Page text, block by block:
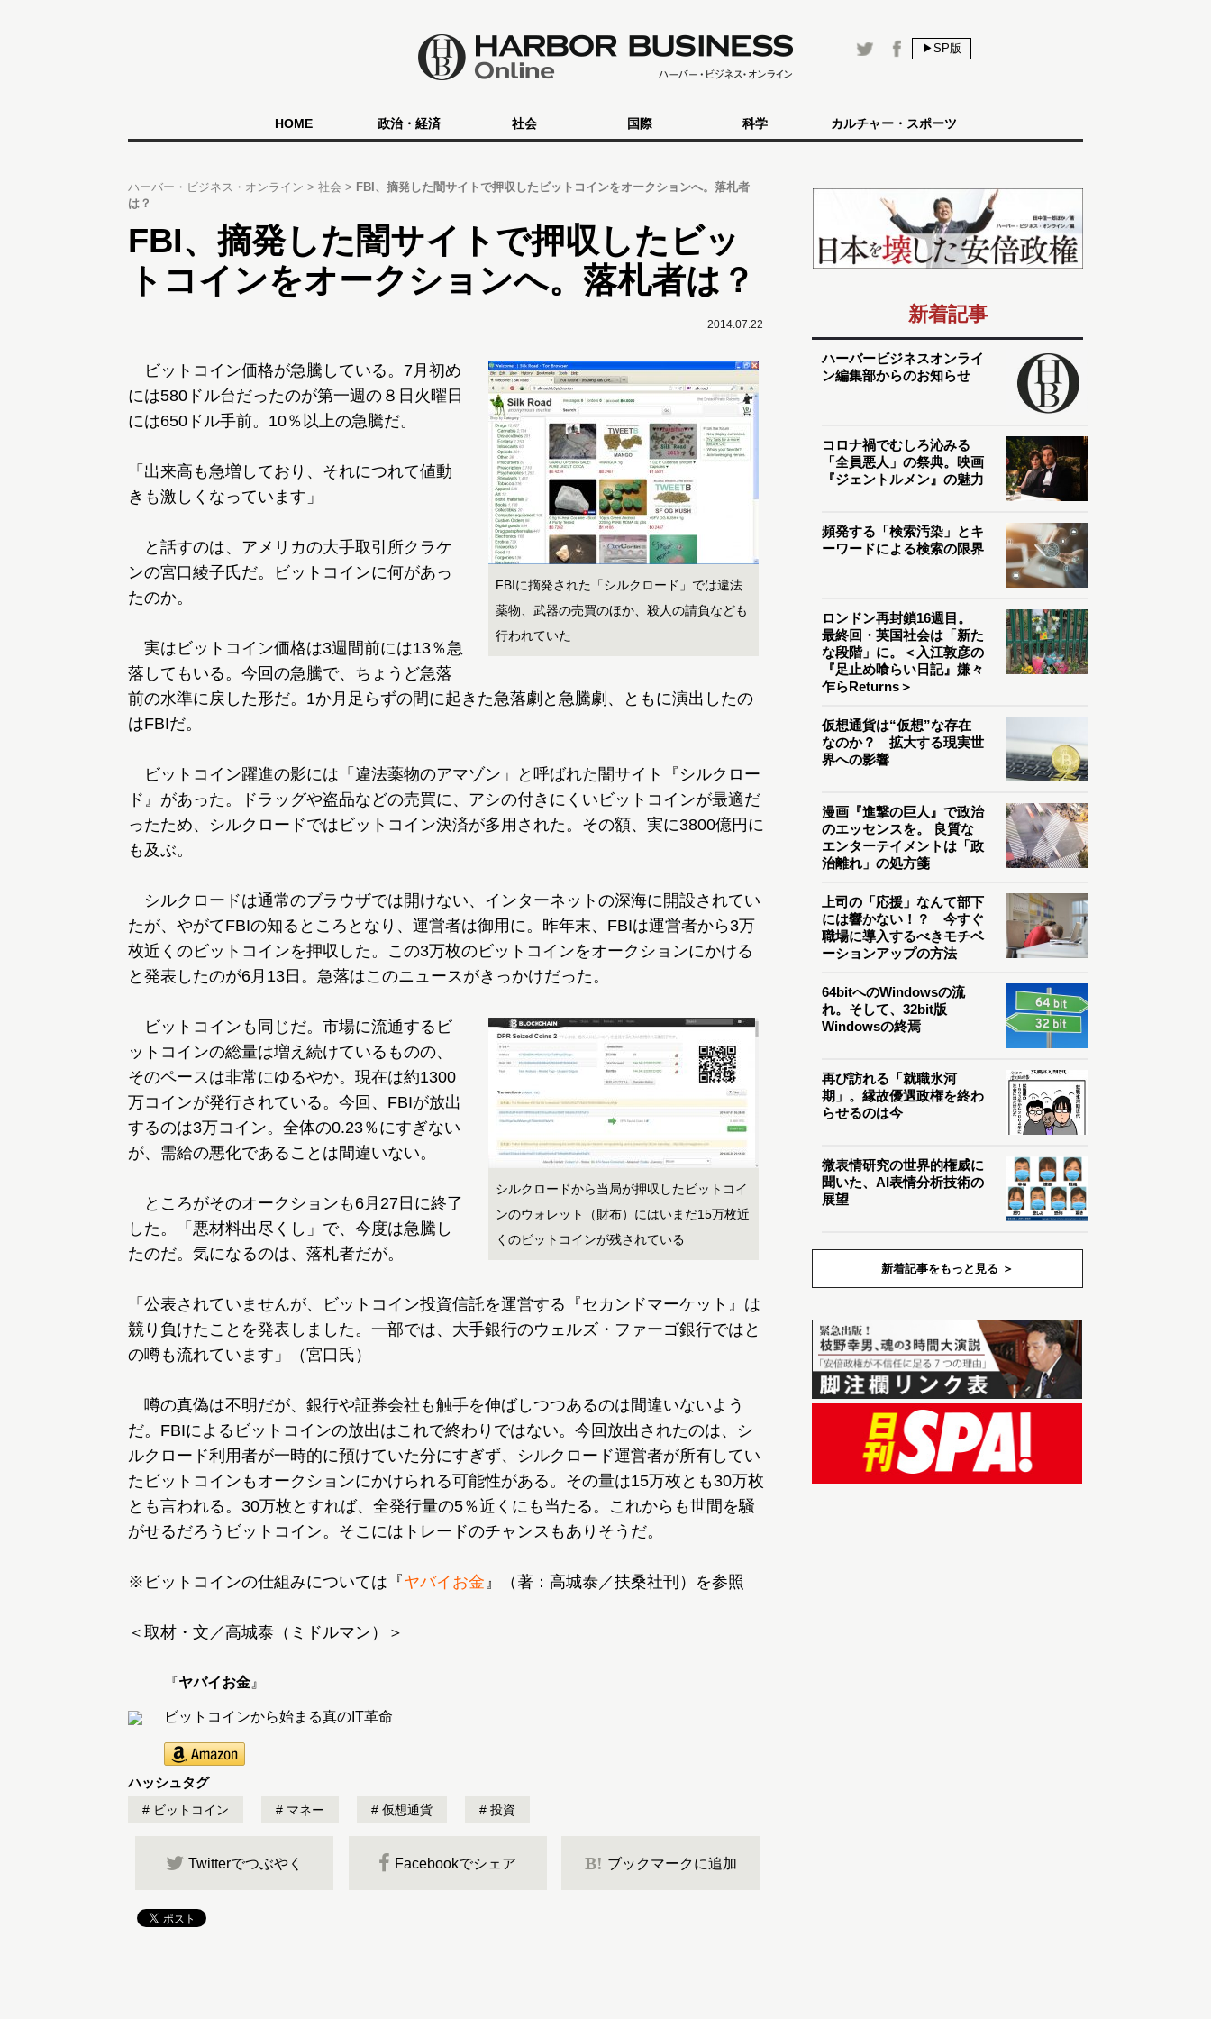
▶SP版
HOME 政治・経済 社会 国際 科学 カルチャー・スポーツ
ハーバー・ビジネス・オンライン 社会
FBI、摘発した闇サイトで押収したビットコインをオークションへ。落札者
は？
FBI、摘発した闇サイトで押収したビッ
トコインをオークションへ。落札者は？
2014.07.22
FBIに摘発された「シルクロード」では違法
薬物、武器の売買のほか、殺人の請負なども
行われていた
ビットコイン価格が急騰している。7月初め
には580ドル台だったのが第一週の８日火曜日
には650ドル手前。10％以上の急騰だ。
「出来高も急増しており、それにつれて値動
きも激しくなっています」
と話すのは、アメリカの大手取引所クラケ
ンの宮口綾子氏だ。ビットコインに何があっ
たのか。
実はビットコイン価格は3週間前には13％急
落してもいる。今回の急騰で、ちょうど急落
前の水準に戻した形だ。1か月足らずの間に起きた急落劇と急騰劇、ともに演出したの
はFBIだ。
ビットコイン躍進の影には「違法薬物のアマゾン」と呼ばれた闇サイト『シルクロー
ド』があった。ドラッグや盗品などの売買に、アシの付きにくいビットコインが最適だ
ったため、シルクロードではビットコイン決済が多用された。その額、実に3800億円に
も及ぶ。
シルクロードは通常のブラウザでは開けない、インターネットの深海に開設されてい
たが、やがてFBIの知るところとなり、運営者は御用に。昨年末、FBIは運営者から3万
枚近くのビットコインを押収した。この3万枚のビットコインをオークションにかける
と発表したのが6月13日。急落はこのニュースがきっかけだった。
シルクロードから当局が押収したビットコイ
ンのウォレット（財布）にはいまだ15万枚近
くのビットコインが残されている
ビットコインも同じだ。市場に流通するビ
ットコインの総量は増え続けているものの、
そのペースは非常にゆるやか。現在は約1300
万コインが発行されている。今回、FBIが放出
するのは3万コイン。全体の0.23％にすぎない
が、需給の悪化であることは間違いない。
ところがそのオークションも6月27日に終了
した。「悪材料出尽くし」で、今度は急騰し
たのだ。気になるのは、落札者だが。
「公表されていませんが、ビットコイン投資信託を運営する『セカンドマーケット』は
競り負けたことを発表しました。一部では、大手銀行のウェルズ・ファーゴ銀行ではと
の噂も流れています」（宮口氏）
噂の真偽は不明だが、銀行や証券会社も触手を伸ばしつつあるのは間違いないよう
だ。FBIによるビットコインの放出はこれで終わりではない。今回放出されたのは、シ
ルクロード利用者が一時的に預けていた分にすぎず、シルクロード運営者が所有してい
たビットコインもオークションにかけられる可能性がある。その量は15万枚とも30万枚
とも言われる。30万枚とすれば、全発行量の5％近くにも当たる。これからも世間を騒
がせるだろうビットコイン。そこにはトレードのチャンスもありそうだ。
※ビットコインの仕組みについては『ヤバイお金』（著：高城泰／扶桑社刊）を参照
＜取材・文／高城泰（ミドルマン）＞
『ヤバイお金 』
ビットコインから始まる真のIT革命
ハッシュタグ
ビットコイン マネー 仮想通貨 投資
Twitterでつぶやく Facebookでシェア B! ブックマークに追加
新着記事
ハーバービジネスオンライ
ン編集部からのお知らせ
コロナ禍でむしろ沁みる
「全員悪人」の祭典。映画
『ジェントルメン』の魅力
頻発する「検索汚染」とキ
ーワードによる検索の限界
ロンドン再封鎖16週目。
最終回・英国社会は「新た
な段階」に。＜入江敦彦の
『足止め喰らい日記』嫌々
乍らReturns＞
仮想通貨は“仮想”な存在
なのか？ 拡大する現実世
界への影響
漫画『進撃の巨人』で政治
のエッセンスを。 良質な
エンターテイメントは「政
治離れ」の処方箋
上司の「応援」なんて部下
には響かない！？ 今すぐ
職場に導入するべきモチベ
ーションアップの方法
64bitへのWindowsの流
れ。そして、32bit版
Windowsの終焉
再び訪れる「就職氷河
期」。縁故優遇政権を終わ
らせるのは今
微表情研究の世界的権威に
聞いた、AI表情分析技術の
展望
新着記事をもっと見る